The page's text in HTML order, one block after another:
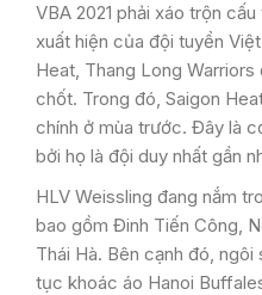
VBA 2021 phải xáo trộn
xuất hiện của đội tuyển
Heat, Thang Long
chốt. Trong đó, Saigon
chính ở mùa trước. Đây là
bởi họ là đội duy nhất gần
HLV Weissling đang nắm
bao gồm Đinh Tiến Công,
Thái Hà. Bên cạnh đó,
tục khoác áo Hanoi